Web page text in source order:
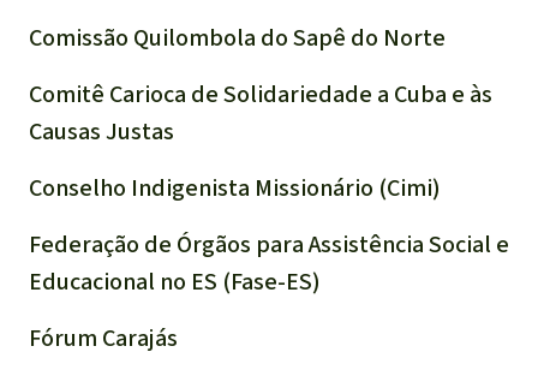
Comissão Quilombola do Sapê do Norte
Comitê Carioca de Solidariedade a Cuba e às
Causas Justas
Conselho Indigenista Missionário (Cimi)
Federação de Órgãos para Assistência Social e
Educacional no ES (Fase-ES)
Fórum Carajás